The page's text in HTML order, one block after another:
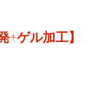
ゲル加工】